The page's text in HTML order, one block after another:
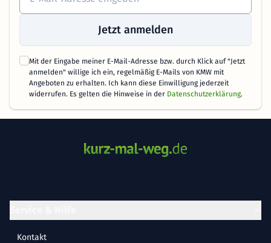
Jetzt anmelden
Mit der Eingabe meiner E-Mail-Adresse bzw. durch Klick auf "Jetzt
anmelden" willige ich ein, regelmäßig E-Mails von KMW mit
Angeboten zu erhalten. Ich kann diese Einwilligung jederzeit
widerrufen. Es gelten die Hinweise in der Datenschutzerklärung.
Kontakt